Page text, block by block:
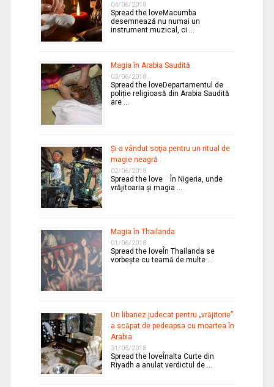
04/06/2018
Spread the loveMacumba
desemnează nu numai un
instrument muzical, ci …
Magia în Arabia Saudită
03/06/2018
Spread the loveDepartamentul de
poliție religioasă din Arabia Saudită
are …
Şi-a vândut soţia pentru un ritual de
magie neagră
02/06/2018
Spread the love În Nigeria, unde
vrăjitoaria şi magia …
Magia în Thailanda
01/06/2018
Spread the loveÎn Thailanda se
vorbeşte cu teamă de multe …
Un libanez judecat pentru „vrăjitorie”
a scăpat de pedeapsa cu moartea în
Arabia
31/05/2018
Spread the loveÎnalta Curte din
Riyadh a anulat verdictul de …